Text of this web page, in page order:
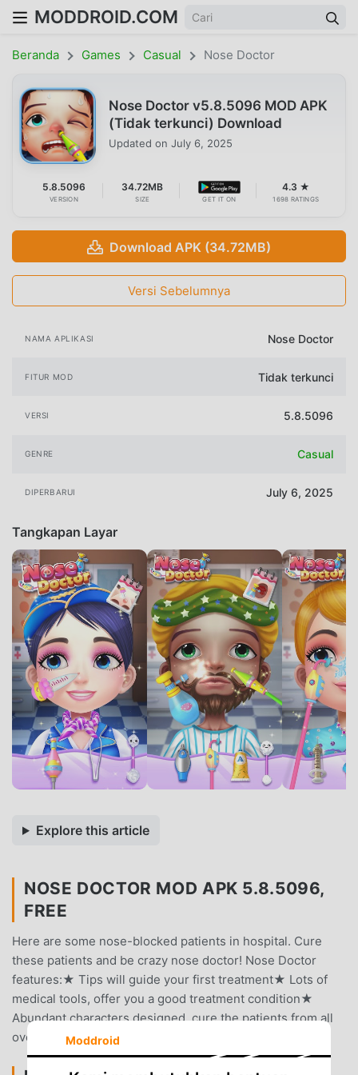
MODDROID.COM
Beranda Games Casual Nose Doctor
Nose Doctor v5.8.5096 MOD APK
(Tidak terkunci) Download
Updated on July 6, 2025
5.8.5096
VERSION
34.72MB
SIZE GET IT ON
4.3 ★
1698 RATINGS
Download APK (34.72MB)
Versi Sebelumnya
NAMA APLIKASI Nose Doctor
FITUR MOD Tidak terkunci
VERSI 5.8.5096
GENRE Casual
DIPERBARUI July 6, 2025
Tangkapan Layar
Explore this article
NOSE DOCTOR MOD APK 5.8.5096,
FREE
Here are some nose-blocked patients in hospital. Cure
these patients and be crazy nose doctor! Nose Doctor
features:★ Tips will guide your first treatment★ Lots of
medical tools, offer you a good treatment condition★
Abundant characters designed, cure the patients from all
over the worldIt's a totally free hospital simulate game!
Moddroid